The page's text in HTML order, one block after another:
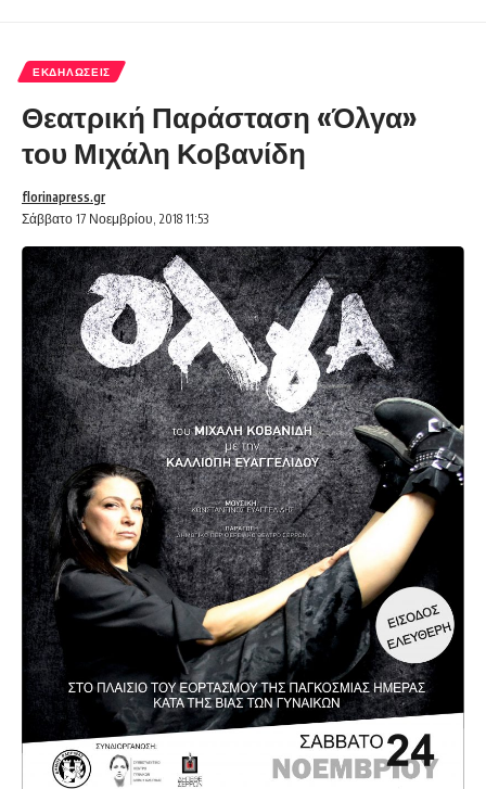
ΕΚΔΗΛΏΣΕΙΣ
Θεατρική Παράσταση «Όλγα»
του Μιχάλη Κοβανίδη
Σάββατο 17 Νοεμβρίου, 2018 11:53
florinapress.gr